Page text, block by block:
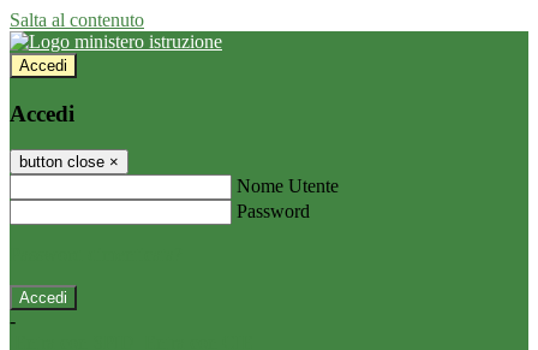
Salta al contenuto
Accedi
Accedi
button close ×
Nome Utente
Password
-